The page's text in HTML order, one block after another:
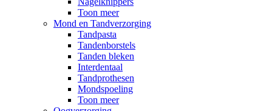
Toon meer
Mond en Tandverzorging
Tandpasta
Tandenborstels
Tanden bleken
Interdentaal
Tandprothesen
Mondspoeling
Toon meer